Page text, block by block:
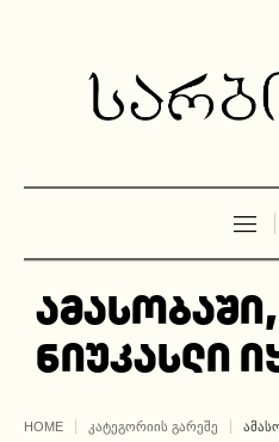
ამასობაში,
ნიუკასლი
HOME ᲙᲐᲢᲔᲒᲝᲠᲘᲘᲡ ᲒᲐᲠᲔᲨᲔ